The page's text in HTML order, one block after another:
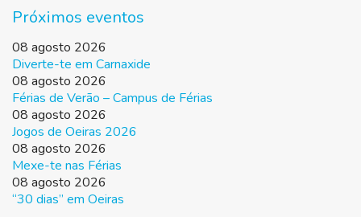
Próximos eventos
08 agosto 2026
Diverte-te em Carnaxide
08 agosto 2026
Férias de Verão – Campus de Férias
08 agosto 2026
Jogos de Oeiras 2026
08 agosto 2026
Mexe-te nas Férias
08 agosto 2026
“30 dias” em Oeiras